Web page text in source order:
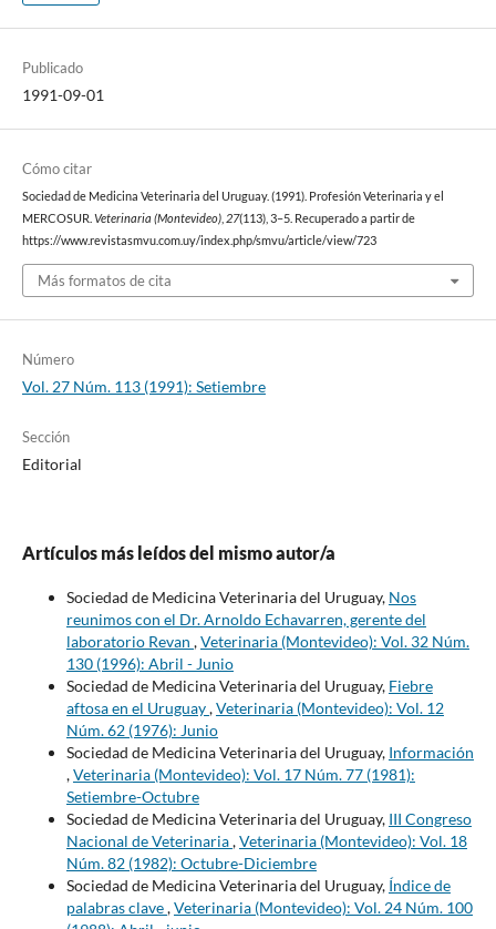
Publicado
1991-09-01
Cómo citar
Sociedad de Medicina Veterinaria del Uruguay. (1991). Profesión Veterinaria y el
MERCOSUR. Veterinaria (Montevideo), 27(113), 3–5. Recuperado a partir de
https://www.revistasmvu.com.uy/index.php/smvu/article/view/723
Más formatos de cita
Número
Vol. 27 Núm. 113 (1991): Setiembre
Sección
Editorial
Artículos más leídos del mismo autor/a
Sociedad de Medicina Veterinaria del Uruguay, Nos
reunimos con el Dr. Arnoldo Echavarren, gerente del
laboratorio Revan ,Veterinaria (Montevideo): Vol. 32 Núm.
130 (1996): Abril - Junio
Sociedad de Medicina Veterinaria del Uruguay, Fiebre
aftosa en el Uruguay,Veterinaria (Montevideo): Vol. 12
Núm. 62 (1976): Junio
Sociedad de Medicina Veterinaria del Uruguay, Información
,Veterinaria (Montevideo): Vol. 17 Núm. 77 (1981):
Setiembre-Octubre
Sociedad de Medicina Veterinaria del Uruguay, III Congreso
Nacional de Veterinaria,Veterinaria (Montevideo): Vol. 18
Núm. 82 (1982): Octubre-Diciembre
Sociedad de Medicina Veterinaria del Uruguay, Índice de
palabras clave,Veterinaria (Montevideo): Vol. 24 Núm. 100